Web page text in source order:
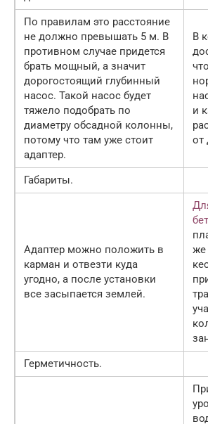
По правилам это расстояние
не должно превышать 5 м. В
противном случае придется
брать мощный, а значит
дорогостоящий глубинный
насос. Такой насос будет
тяжело подобрать по
диаметру обсадной колонны,
потому что там уже стоит
адаптер.
В
и
от
Габариты.
Адаптер можно положить в
карман и отвезти куда
угодно, а после установки
все засыпается землей.
же
Герметичность.